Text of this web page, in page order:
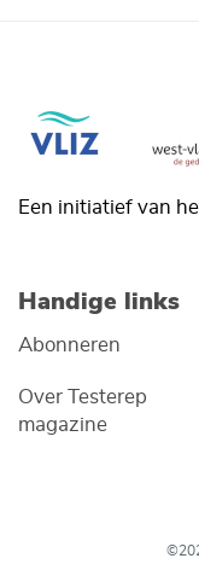
Een initiatief van
Handige links
Abonneren
Over Testerep
magazine